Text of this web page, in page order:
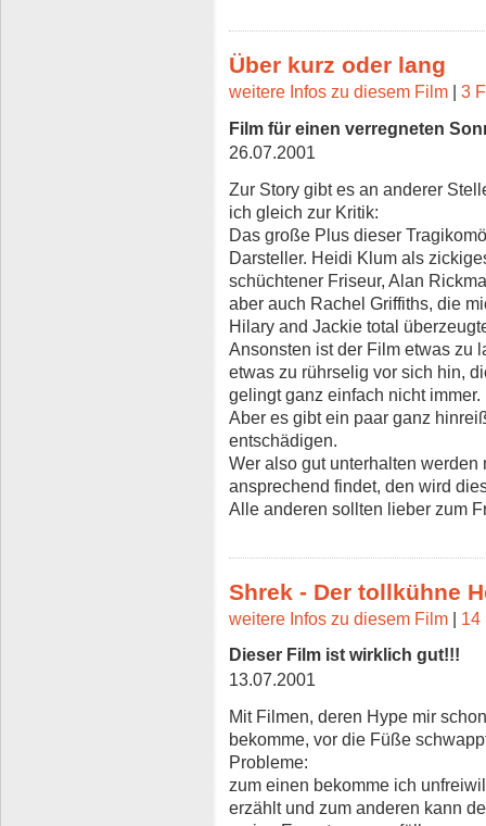
Über kurz oder lang
weitere Infos zu diesem Film
3
Film für einen verregneten
26.07.2001
Zur Story gibt es an anderer
ich gleich zur Kritik:
Das große Plus dieser
Darsteller. Heidi Klum als
schüchtener Friseur, Alan
aber auch Rachel Griffiths, die
Hilary and Jackie total
Ansonsten ist der Film etwas zu
etwas zu rührselig vor sich hin,
gelingt ganz einfach nicht immer.
Aber es gibt ein paar ganz
entschädigen.
Wer also gut unterhalten
ansprechend findet, den wird
Alle anderen sollten lieber zum
Shrek - Der tollkühne
weitere Infos zu diesem Film | 14
Dieser Film ist wirklich gut!!!
13.07.2001
Mit Filmen, deren Hype mir
bekomme, vor die Füße
Probleme:
zum einen bekomme ich
erzählt und zum anderen kann